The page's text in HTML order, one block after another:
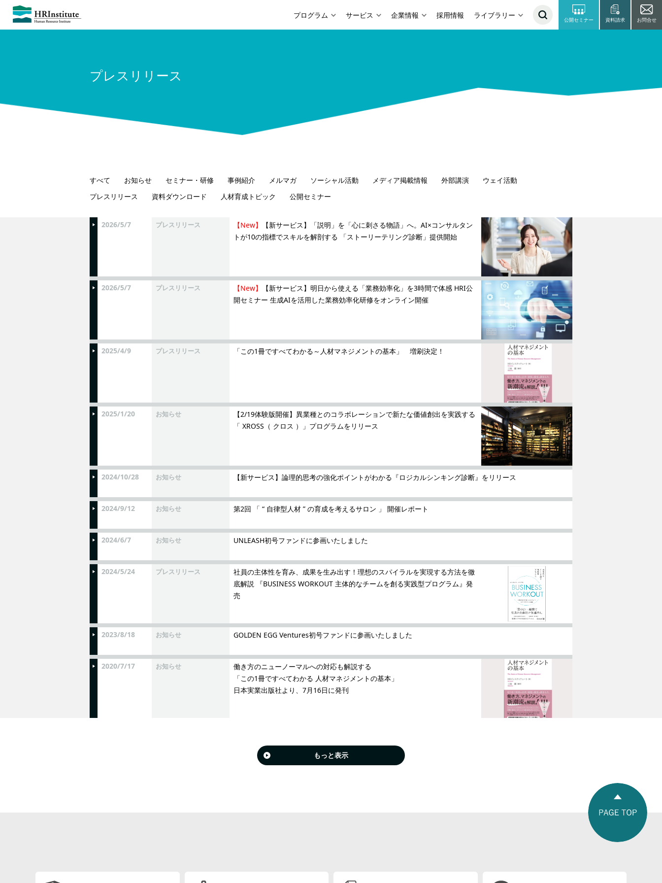
プログラム サービス 企業情報 採用情報 ライブラリー
公開セミナー 資料請求 お問合せ
プレスリリース
すべて お知らせ セミナー・研修 事例紹介 メルマガ ソーシャル活動 メディア掲載情報 外部講演
ウェイ活動
プレスリリース
資料ダウンロード 人材育成トピック 公開セミナー
2026/5/7 プレスリリース 【New】
【新サービス】「説明」を「心に刺さる物語」へ。AI×コンサルタン
トが10の指標でスキルを解剖する 「ストーリーテリング診断」提供開始
2026/5/7 プレスリリース 【New】
【新サービス】明日から使える「業務効率化」を3時間で体感 HRI公
開セミナー 生成AIを活用した業務効率化研修をオンライン開催
2025/4/9 プレスリリース 「この1冊ですべてわかる～人材マネジメントの基本」 増刷決定！
2025/1/20 お知らせ
【2/19体験版開催】異業種とのコラボレーションで新たな価値創出を実践する
「 XROSS（ クロス ）」プログラムをリリース
2024/10/28 お知らせ 【新サービス】論理的思考の強化ポイントがわかる『ロジカルシンキング診断』をリリース
2024/9/12 お知らせ 第2回 「 “ 自律型人材 ” の育成を考えるサロン 」 開催レポート
2024/6/7 お知らせ UNLEASH初号ファンドに参画いたしました
2024/5/24 プレスリリース
社員の主体性を育み、成果を生み出す！理想のスパイラルを実現する方法を徹
底解説 『BUSINESS WORKOUT 主体的なチームを創る実践型プログラム』発
売
2023/8/18 お知らせ GOLDEN EGG Ventures初号ファンドに参画いたしました
2020/7/17 お知らせ
働き方のニューノーマルへの対応も解説する
「この1冊ですべてわかる 人材マネジメントの基本」
日本実業出版社より、7月16日に発刊
もっと表示